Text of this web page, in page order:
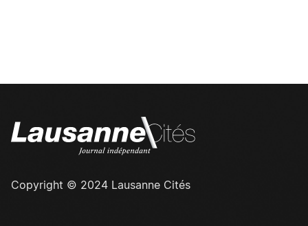
Copyright © 2024 Lausanne Cités